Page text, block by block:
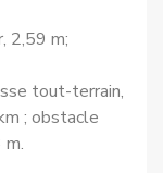
2,59 m;
tout-terrain,
; obstacle
m.